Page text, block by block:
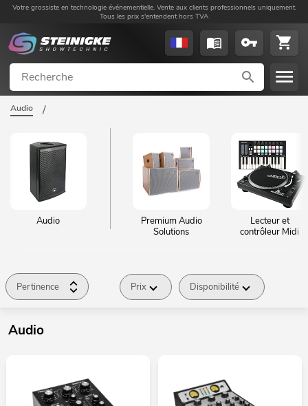
Votre grossiste en technologie événementielle. Vente aux clients professionnels uniquement.
Tous les prix s'entendent hors TVA
Audio /
Audio
Premium Audio
Solutions
Lecteur et
contrôleur Midi
Pertinence Prix Disponibilité
Audio